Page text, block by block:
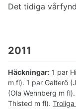
Det tidiga
2011
Häckningar: 1 par
m fl). 1 par Galterö
(Ola Wennberg m
Thisted m fl).